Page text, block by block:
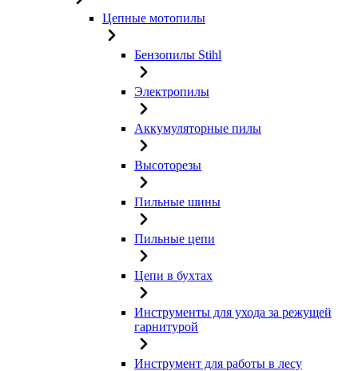
Цепные мотопилы
Бензопилы Stihl
Электропилы
Аккумуляторные пилы
Высоторезы
Пильные шины
Пильные цепи
Цепи в бухтах
Инструменты для ухода за режущей
гарнитурой
Инструмент для работы в лесу